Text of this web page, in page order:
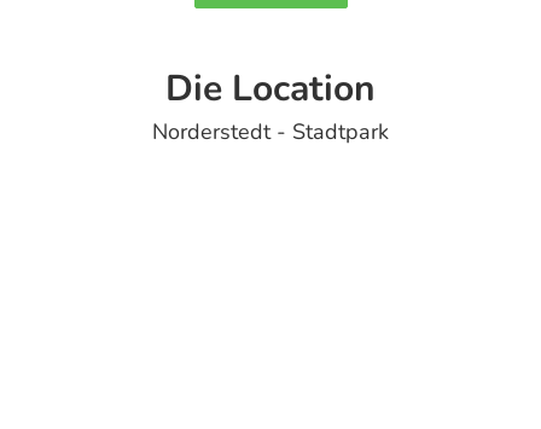
Die Location
Norderstedt - Stadtpark